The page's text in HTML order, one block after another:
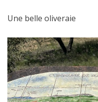
Une belle oliveraie